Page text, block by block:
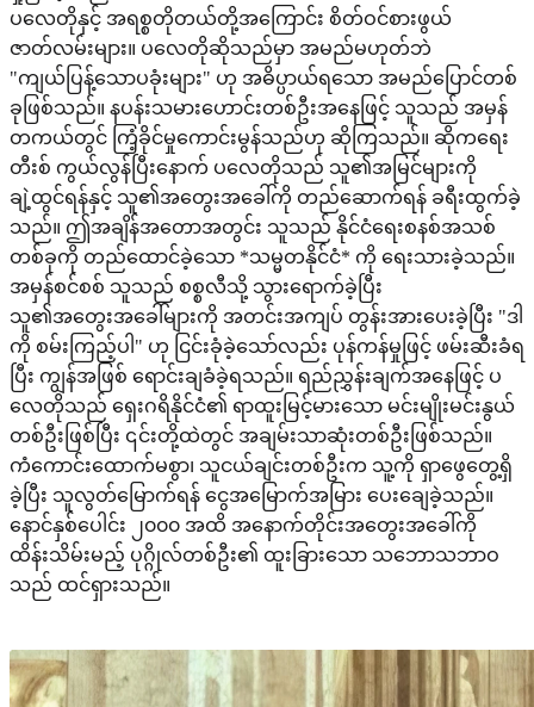
ပလေတိုနှင့် အရစ္စတိုတယ်တို့အကြောင်း စိတ်ဝင်စားဖွယ်
ဇာတ်လမ်းများ။ ပလေတိုဆိုသည်မှာ အမည်မဟုတ်ဘဲ
"ကျယ်ပြန့်သောပခုံးများ" ဟု အဓိပ္ပာယ်ရသော အမည်ပြောင်တစ်
ခုဖြစ်သည်။ နပန်းသမားဟောင်းတစ်ဦးအနေဖြင့် သူသည် အမှန်
တကယ်တွင် ကြံ့ခိုင်မှုကောင်းမွန်သည်ဟု ဆိုကြသည်။ ဆိုကရေး
တီးစ် ကွယ်လွန်ပြီးနောက် ပလေတိုသည် သူ၏အမြင်များကို
ချဲ့ထွင်ရန်နှင့် သူ၏အတွေးအခေါ်ကို တည်ဆောက်ရန် ခရီးထွက်ခဲ့
သည်။ ဤအချိန်အတောအတွင်း သူသည် နိုင်ငံရေးစနစ်အသစ်
တစ်ခုကို တည်ထောင်ခဲ့သော *သမ္မတနိုင်ငံ* ကို ရေးသားခဲ့သည်။
အမှန်စင်စစ် သူသည် စစ္စလီသို့ သွားရောက်ခဲ့ပြီး
သူ၏အတွေးအခေါ်များကို အတင်းအကျပ် တွန်းအားပေးခဲ့ပြီး "ဒါ
ကို စမ်းကြည့်ပါ" ဟု ငြင်းခုံခဲ့သော်လည်း ပုန်ကန်မှုဖြင့် ဖမ်းဆီးခံရ
ပြီး ကျွန်အဖြစ် ရောင်းချခံခဲ့ရသည်။ ရည်ညွှန်းချက်အနေဖြင့် ပ
လေတိုသည် ရှေးဂရိနိုင်ငံ၏ ရာထူးမြင့်မားသော မင်းမျိုးမင်းနွယ်
တစ်ဦးဖြစ်ပြီး ၎င်းတို့ထဲတွင် အချမ်းသာဆုံးတစ်ဦးဖြစ်သည်။
ကံကောင်းထောက်မစွာ၊ သူငယ်ချင်းတစ်ဦးက သူ့ကို ရှာဖွေတွေ့ရှိ
ခဲ့ပြီး သူလွတ်မြောက်ရန် ငွေအမြောက်အမြား ပေးချေခဲ့သည်။
နောင်နှစ်ပေါင်း ၂၀၀၀ အထိ အနောက်တိုင်းအတွေးအခေါ်ကို
ထိန်းသိမ်းမည့် ပုဂ္ဂိုလ်တစ်ဦး၏ ထူးခြားသော သဘောသဘာဝ
သည် ထင်ရှားသည်။